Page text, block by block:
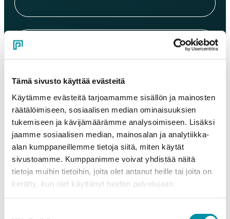
Tämä sivusto käyttää evästeitä
Käytämme evästeitä tarjoamamme sisällön ja mainosten
räätälöimiseen, sosiaalisen median ominaisuuksien
tukemiseen ja kävijämäärämme analysoimiseen. Lisäksi
jaamme sosiaalisen median, mainosalan ja analytiikka-
alan kumppaneillemme tietoja siitä, miten käytät
sivustoamme. Kumppanimme voivat yhdistää näitä
tietoja muihin tietoihin, joita olet antanut heille tai joita on
kerätty, kun olet käyttänyt heidän palvelujaan.
Puhelinnumero
Tuotteet
Valitse tuote ja syötä tilauksen määrä metreinä. Huomioithan, että
valittu laatu määrittää tilauksen minimipainon.
Tuote*